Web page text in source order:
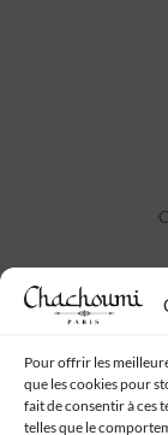
Pour offrir les
que les cookies pour
fait de consentir à ces
telles que le